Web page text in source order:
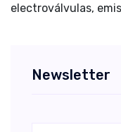
electroválvulas,
Newsletter